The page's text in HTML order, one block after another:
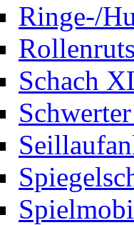
Ringe-/
Schach